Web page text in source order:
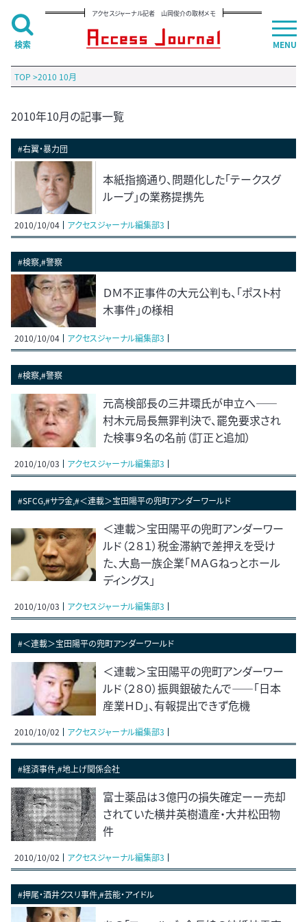
アクセスジャーナル記者 山岡俊介の取材メモ
TOP >2010 10月
2010年10月の記事一覧
#右翼・暴力団
本紙指摘通り、問題化した「テークスグ
ループ」の業務提携先
2010/10/04 アクセスジャーナル編集部3
#検察,#警察
ＤＭ不正事件の大元公判も、「ポスト村
木事件」の様相
2010/10/04 アクセスジャーナル編集部3
#検察,#警察
元高検部長の三井環氏が申立へ――
村木元局長無罪判決で、罷免要求され
た検事９名の名前（訂正と追加）
2010/10/03 アクセスジャーナル編集部3
#SFCG,#サラ金,#＜連載＞宝田陽平の兜町アンダーワールド
＜連載＞宝田陽平の兜町アンダーワー
ルド（２８１）税金滞納で差押えを受け
た、大島一族企業「ＭＡＧねっとホール
ディングス」
2010/10/03 アクセスジャーナル編集部3
#＜連載＞宝田陽平の兜町アンダーワールド
＜連載＞宝田陽平の兜町アンダーワー
ルド（２８０）振興銀破たんで――「日本
産業ＨＤ」、有報提出できず危機
2010/10/02 アクセスジャーナル編集部3
#経済事件,#地上げ関係会社
富士薬品は３億円の損失確定ーー売却
されていた横井英樹遺産・大井松田物
件
2010/10/02 アクセスジャーナル編集部3
#押尾・酒井クスリ事件,#芸能・アイドル
MENU
検索